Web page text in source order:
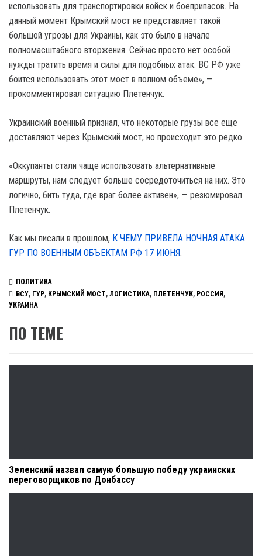
использовать для транспортировки войск и боеприпасов. На
данный момент Крымский мост не представляет такой
большой угрозы для Украины, как это было в начале
полномасштабного вторжения. Сейчас просто нет особой
нужды тратить время и силы для подобных атак. ВС РФ уже
боится использовать этот мост в полном объеме», —
прокомментировал ситуацию Плетенчук.
Украинский военный признал, что некоторые грузы все еще
доставляют через Крымский мост, но происходит это редко.
«Оккупанты стали чаще использовать альтернативные
маршруты, нам следует больше сосредоточиться на них. Это
логично, бить туда, где враг более активен», — резюмировал
Плетенчук.
Как мы писали в прошлом, К ЧЕМУ ПРИВЕЛА НОЧНАЯ АТАКА
ГУР ПО ВОЕННЫМ ОБЪЕКТАМ РФ 17 ИЮНЯ.
ПОЛИТИКА
ВСУ, ГУР, КРЫМСКИЙ МОСТ, ЛОГИСТИКА, ПЛЕТЕНЧУК, РОССИЯ ,
УКРАИНА
ПО ТЕМЕ
Зеленский назвал самую большую победу украинских
переговорщиков по Донбассу